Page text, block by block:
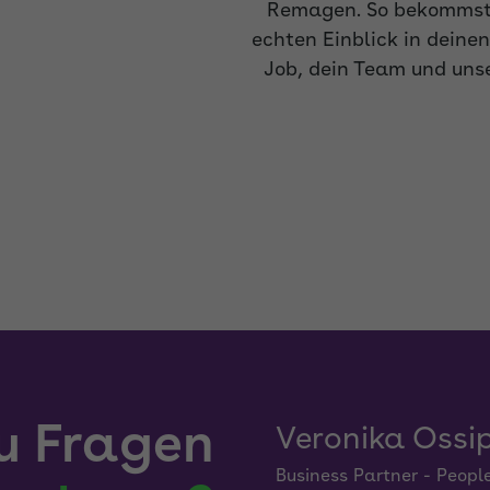
Remagen. So
echten Einblick in
Job, dein Team und
Fragen
Veronika
Business Partner -